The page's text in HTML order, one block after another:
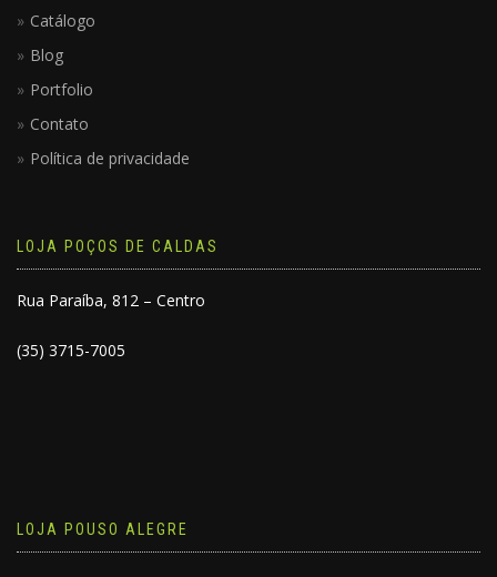
Catálogo
Blog
Portfolio
Contato
Política de privacidade
LOJA POÇOS DE CALDAS
Rua Paraíba, 812 – Centro
(35) 3715-7005
LOJA POUSO ALEGRE